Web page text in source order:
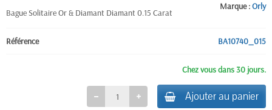
Marque :Orly
Bague Solitaire Or & Diamant Diamant 0.15 Carat
Référence BA10740_015
Chez vous dans 30 jours.
Ajouter au panier